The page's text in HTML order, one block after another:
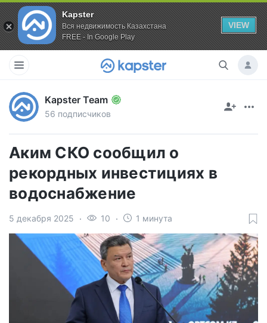
Kapster
Вся недвижимость Казахстана
FREE - In Google Play
VIEW
Kapster Team
56 подписчиков
Аким СКО сообщил о
рекордных инвестициях в
водоснабжение
5 декабря 2025 10 1 минута